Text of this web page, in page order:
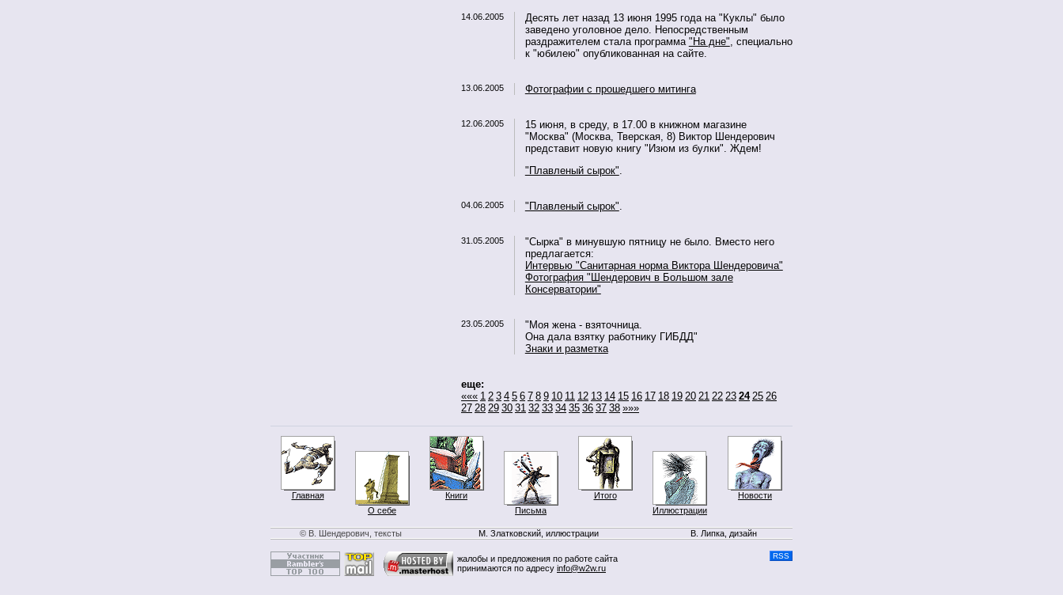
14.06.2005
Десять лет назад 13 июня 1995 года на "Куклы" было
заведено уголовное дело. Непосредственным
раздражителем стала программа "На дне", специально
к "юбилею" опубликованная на сайте.
13.06.2005 Фотографии с прошедшего митинга
12.06.2005
15 июня, в среду, в 17.00 в книжном магазине
"Москва" (Москва, Тверская, 8) Виктор Шендерович
представит новую книгу "Изюм из булки". Ждем!
"Плавленый сырок".
04.06.2005 "Плавленый сырок".
31.05.2005
"Сырка" в минувшую пятницу не было. Вместо него
предлагается:
Интервью "Санитарная норма Виктора Шендеровича"
Фотография "Шендерович в Большом зале
Консерватории"
23.05.2005
"Моя жена - взяточница.
Она дала взятку работнику ГИБДД"
Знаки и разметка
еще:
««« 1 2 3 4 5 6 7 8 9 10 11 12 13 14 15 16 17 18 19 20 21 22 23 24 25 26
27 28 29 30 31 32 33 34 35 36 37 38 »»»
Главная
О себе
Книги
Письма
Итого
Иллюстрации
Новости
© В. Шендерович, тексты М. Златковский, иллюстрации В. Липка, дизайн
жалобы и предложения по работе сайта
принимаются по адресу info@w2w.ru
RSS